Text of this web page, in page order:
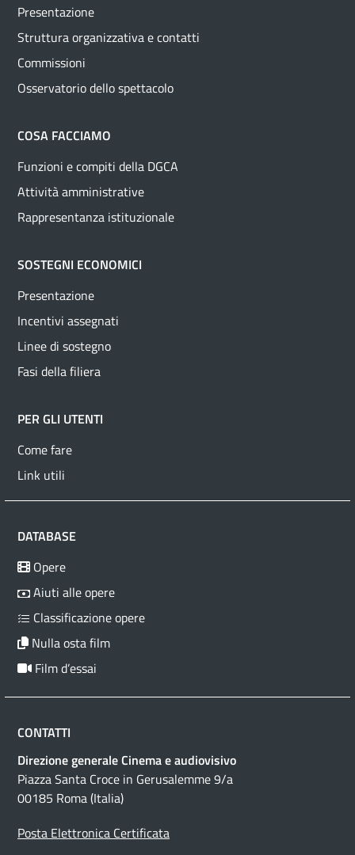
Presentazione
Struttura organizzativa e contatti
Commissioni
Osservatorio dello spettacolo
COSA FACCIAMO
Funzioni e compiti della DGCA
Attività amministrative
Rappresentanza istituzionale
SOSTEGNI ECONOMICI
Presentazione
Incentivi assegnati
Linee di sostegno
Fasi della filiera
PER GLI UTENTI
Come fare
Link utili
DATABASE
Opere
Aiuti alle opere
Classificazione opere
Nulla osta film
Film d’essai
CONTATTI
Direzione generale Cinema e audiovisivo
Piazza Santa Croce in Gerusalemme 9/a
00185 Roma (Italia)
Posta Elettronica Certificata